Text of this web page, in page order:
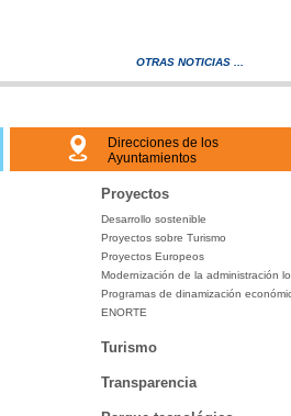
OTRAS NOTICIAS ...
Direcciones de los
Ayuntamientos
Proyectos
Desarrollo sostenible
Proyectos sobre Turismo
Proyectos Europeos
Modernización de la administración
Programas de dinamización
ENORTE
Turismo
Transparencia